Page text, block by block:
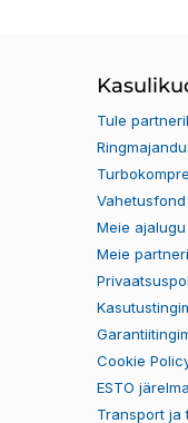
Tule
Vahetusfond
Meie ajalugu
Meie
Cookie
ESTO
Transport ja